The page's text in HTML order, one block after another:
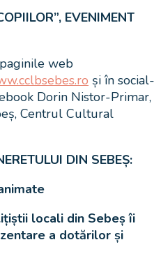
EVENIMENT
web
și în social-
Dorin Nistor-Primar,
Centrul Cultural
DIN SEBEȘ:
locali din Sebeș îi
a dotărilor și